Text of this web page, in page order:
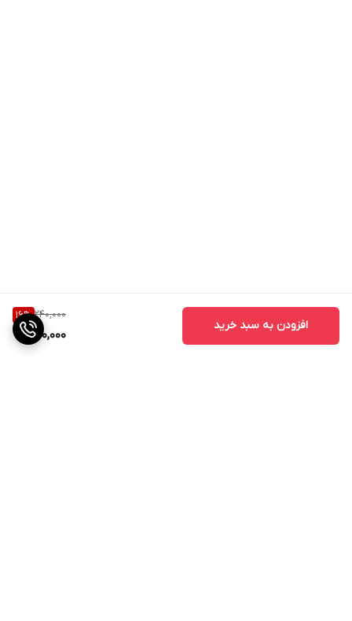
240,000
16%
200,000
افزودن به سبد خرید